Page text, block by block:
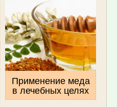
Применение меда
в лечебных целях